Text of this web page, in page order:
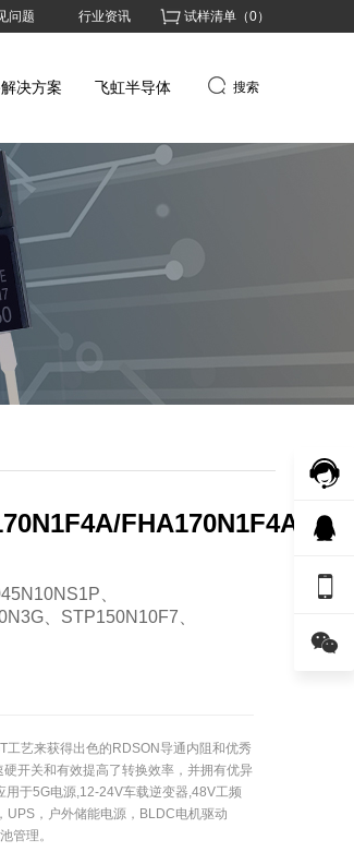
问题 行业资讯 试样清单（0）
决方案 飞虹半导体 搜索
FHA170N1F4A
、
、STP150N10F7、
工艺来获得出色的RDSON导通内阻和优秀
开关和有效提高了转换效率，并拥有优异
于5G电源,12-24V车载逆变器,48V工频
，户外储能电源，BLDC电机驱动
管理。

